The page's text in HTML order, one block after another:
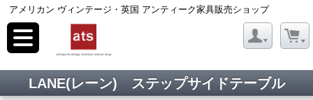
アメリカン ヴィンテージ・英国 アンティーク家具販売ショップ
toggle
navigation
LANE(レーン) ステップサイドテーブル